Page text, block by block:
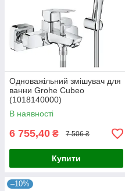
Одноважільний змішувач для
ванни Grohe Cubeo
(1018140000)
В наявності
6 755,40 ₴ 7 506 ₴
Купити
–10%